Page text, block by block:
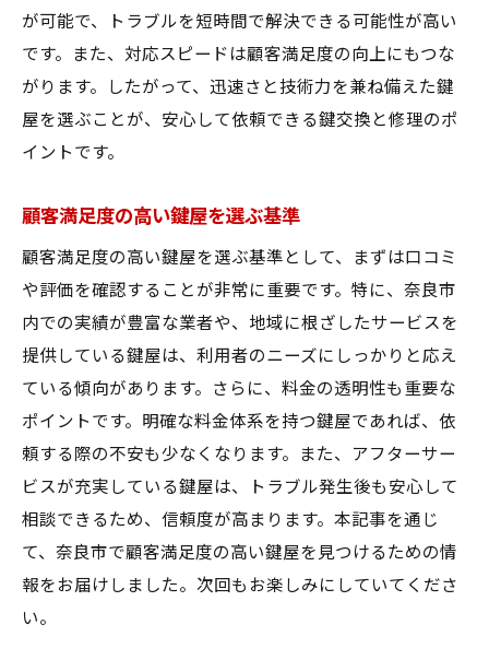
が可能で、トラブルを短時間で解決できる可能性が高い
です。また、対応スピードは顧客満足度の向上にもつな
がります。したがって、迅速さと技術力を兼ね備えた鍵
屋を選ぶことが、安心して依頼できる鍵交換と修理のポ
イントです。
顧客満足度の高い鍵屋を選ぶ基準
顧客満足度の高い鍵屋を選ぶ基準として、まずは口コミ
や評価を確認することが非常に重要です。特に、奈良市
内での実績が豊富な業者や、地域に根ざしたサービスを
提供している鍵屋は、利用者のニーズにしっかりと応え
ている傾向があります。さらに、料金の透明性も重要な
ポイントです。明確な料金体系を持つ鍵屋であれば、依
頼する際の不安も少なくなります。また、アフターサー
ビスが充実している鍵屋は、トラブル発生後も安心して
相談できるため、信頼度が高まります。本記事を通じ
て、奈良市で顧客満足度の高い鍵屋を見つけるための情
報をお届けしました。次回もお楽しみにしていてくださ
い。